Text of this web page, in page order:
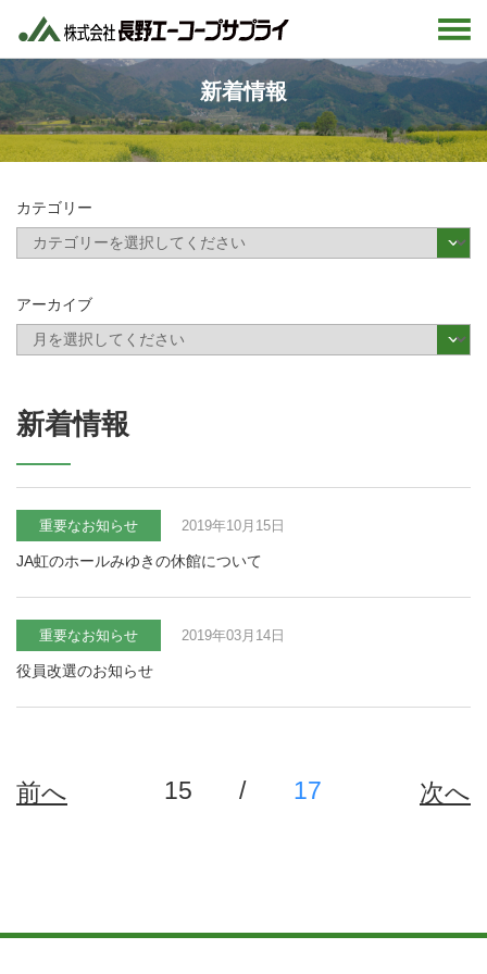
新着情報
カテゴリー
アーカイブ
新着情報
重要なお知らせ 2019年10月15日
JA虹のホールみゆきの休館について
重要なお知らせ 2019年03月14日
役員改選のお知らせ
前へ 15 / 17 次へ